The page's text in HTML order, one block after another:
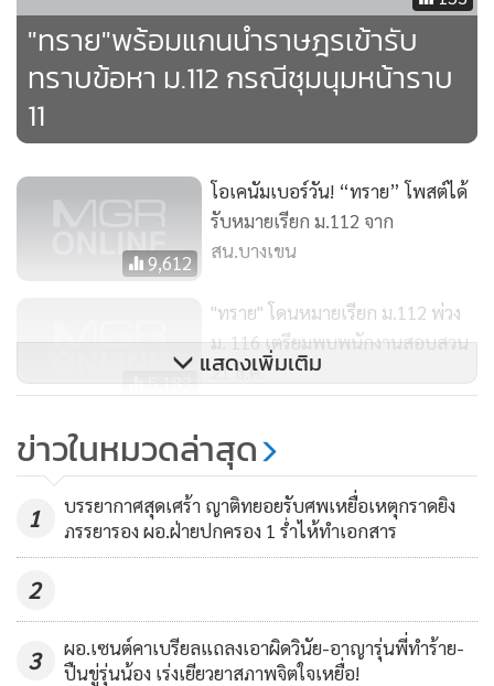
"ทราย"พร้อมแกนนำราษฎรเข้ารับ
ทราบข้อหา ม.112 กรณีชุมนุมหน้าราบ
11
9,612
โอเคนัมเบอร์วัน! “ทราย” โพสต์ได้
รับหมายเรียก ม.112 จาก
สน.บางเขน
5,183
"ทราย" โดนหมายเรียก ม.112 พ่วง
ม. 116 เตรียมพบพนักงานสอบสวน
21 ธ.ค.
274
ม.112 แล้ว 33
แสดงเพิ่มเติม
ข่าวในหมวดล่าสุด
1
บรรยากาศสุดเศร้า ญาติทยอยรับศพเหยื่อเหตุกราดยิง
ภรรยารอง ผอ.ฝ่ายปกครอง 1 ร่ำไห้ทำเอกสาร
2
3
ผอ.เซนต์คาเบรียลแถลงเอาผิดวินัย-อาญารุ่นพี่ทำร้าย-
ปืนขู่รุ่นน้อง เร่งเยียวยาสภาพจิตใจเหยื่อ!